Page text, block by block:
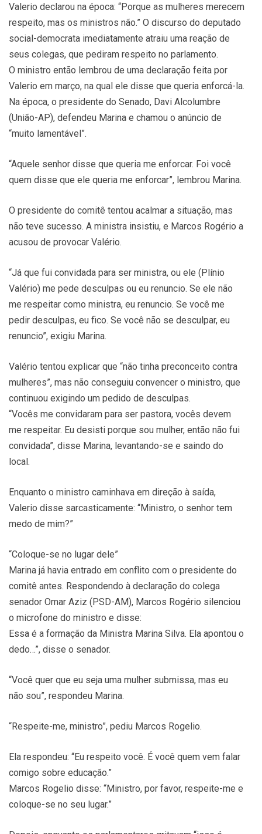
Valerio declarou na época: “Porque as mulheres merecem
respeito, mas os ministros não.” O discurso do deputado
social-democrata imediatamente atraiu uma reação de
seus colegas, que pediram respeito no parlamento.
O ministro então lembrou de uma declaração feita por
Valerio em março, na qual ele disse que queria enforcá-la.
Na época, o presidente do Senado, Davi Alcolumbre
(União-AP), defendeu Marina e chamou o anúncio de
“muito lamentável”.
“Aquele senhor disse que queria me enforcar. Foi você
quem disse que ele queria me enforcar”, lembrou Marina.
O presidente do comitê tentou acalmar a situação, mas
não teve sucesso. A ministra insistiu, e Marcos Rogério a
acusou de provocar Valério.
“Já que fui convidada para ser ministra, ou ele (Plínio
Valério) me pede desculpas ou eu renuncio. Se ele não
me respeitar como ministra, eu renuncio. Se você me
pedir desculpas, eu fico. Se você não se desculpar, eu
renuncio”, exigiu Marina.
Valério tentou explicar que “não tinha preconceito contra
mulheres”, mas não conseguiu convencer o ministro, que
continuou exigindo um pedido de desculpas.
“Vocês me convidaram para ser pastora, vocês devem
me respeitar. Eu desisti porque sou mulher, então não fui
convidada”, disse Marina, levantando-se e saindo do
local.
Enquanto o ministro caminhava em direção à saída,
Valerio disse sarcasticamente: “Ministro, o senhor tem
medo de mim?”
“Coloque-se no lugar dele”
Marina já havia entrado em conflito com o presidente do
comitê antes. Respondendo à declaração do colega
senador Omar Aziz (PSD-AM), Marcos Rogério silenciou
o microfone do ministro e disse:
Essa é a formação da Ministra Marina Silva. Ela apontou o
dedo…”, disse o senador.
“Você quer que eu seja uma mulher submissa, mas eu
não sou”, respondeu Marina.
“Respeite-me, ministro”, pediu Marcos Rogelio.
Ela respondeu: “Eu respeito você. É você quem vem falar
comigo sobre educação.”
Marcos Rogelio disse: “Ministro, por favor, respeite-me e
coloque-se no seu lugar.”